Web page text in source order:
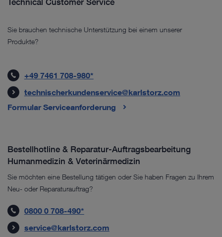
Technical Customer Service
Sie brauchen technische Unterstützung bei einem unserer
Produkte?
+49 7461 708-980*
technischerkundenservice@karlstorz.com
Formular Serviceanforderung
Bestellhotline & Reparatur-Auftragsbearbeitung
Humanmedizin & Veterinärmedizin
Sie möchten eine Bestellung tätigen oder Sie haben Fragen zu Ihrem
Neu- oder Reparaturauftrag?
0800 0 708-490*
service@karlstorz.com